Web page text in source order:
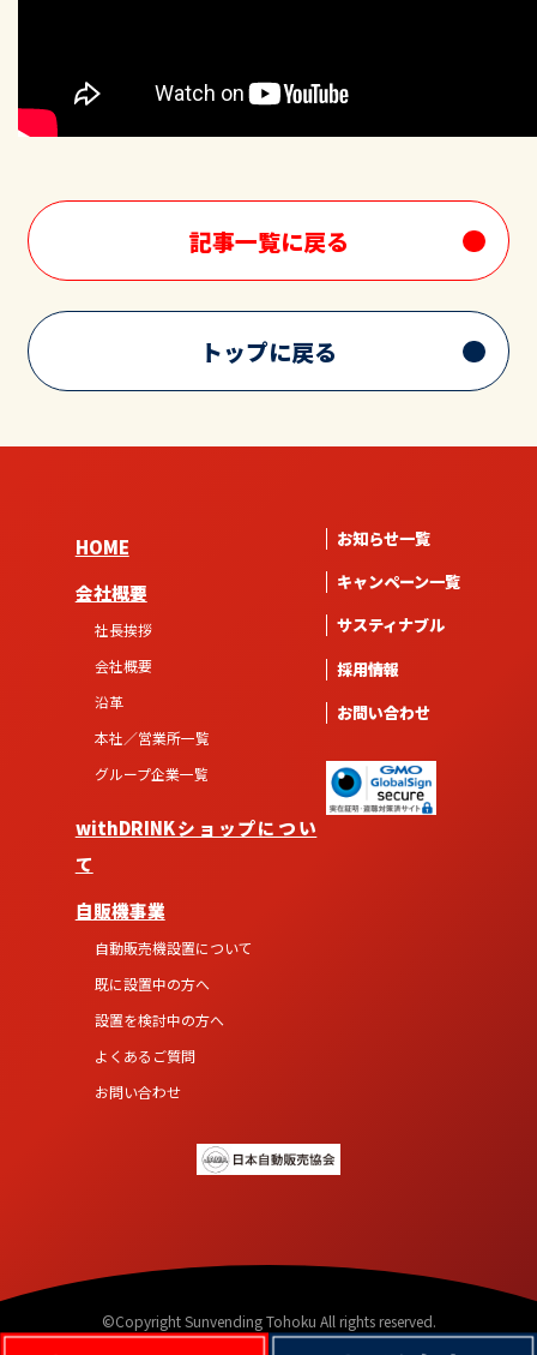
記事一覧に戻る
トップに戻る
HOME
会社概要
社長挨拶
会社概要
沿革
本社／営業所一覧
グループ企業一覧
withDRINKショップについ
て
自販機事業
自動販売機設置について
既に設置中の方へ
設置を検討中の方へ
よくあるご質問
お問い合わせ
お知らせ一覧
キャンペーン一覧
サスティナブル
採用情報
お問い合わせ
©Copyright Sunvending Tohoku All rights reserved.